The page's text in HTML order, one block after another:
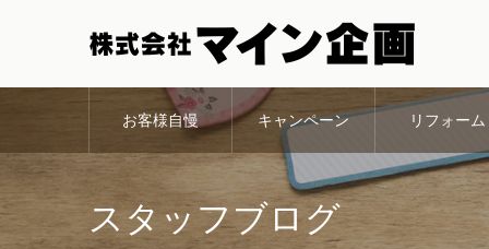
お客様自慢 キャンペーン リフォーム
スタッフブログ